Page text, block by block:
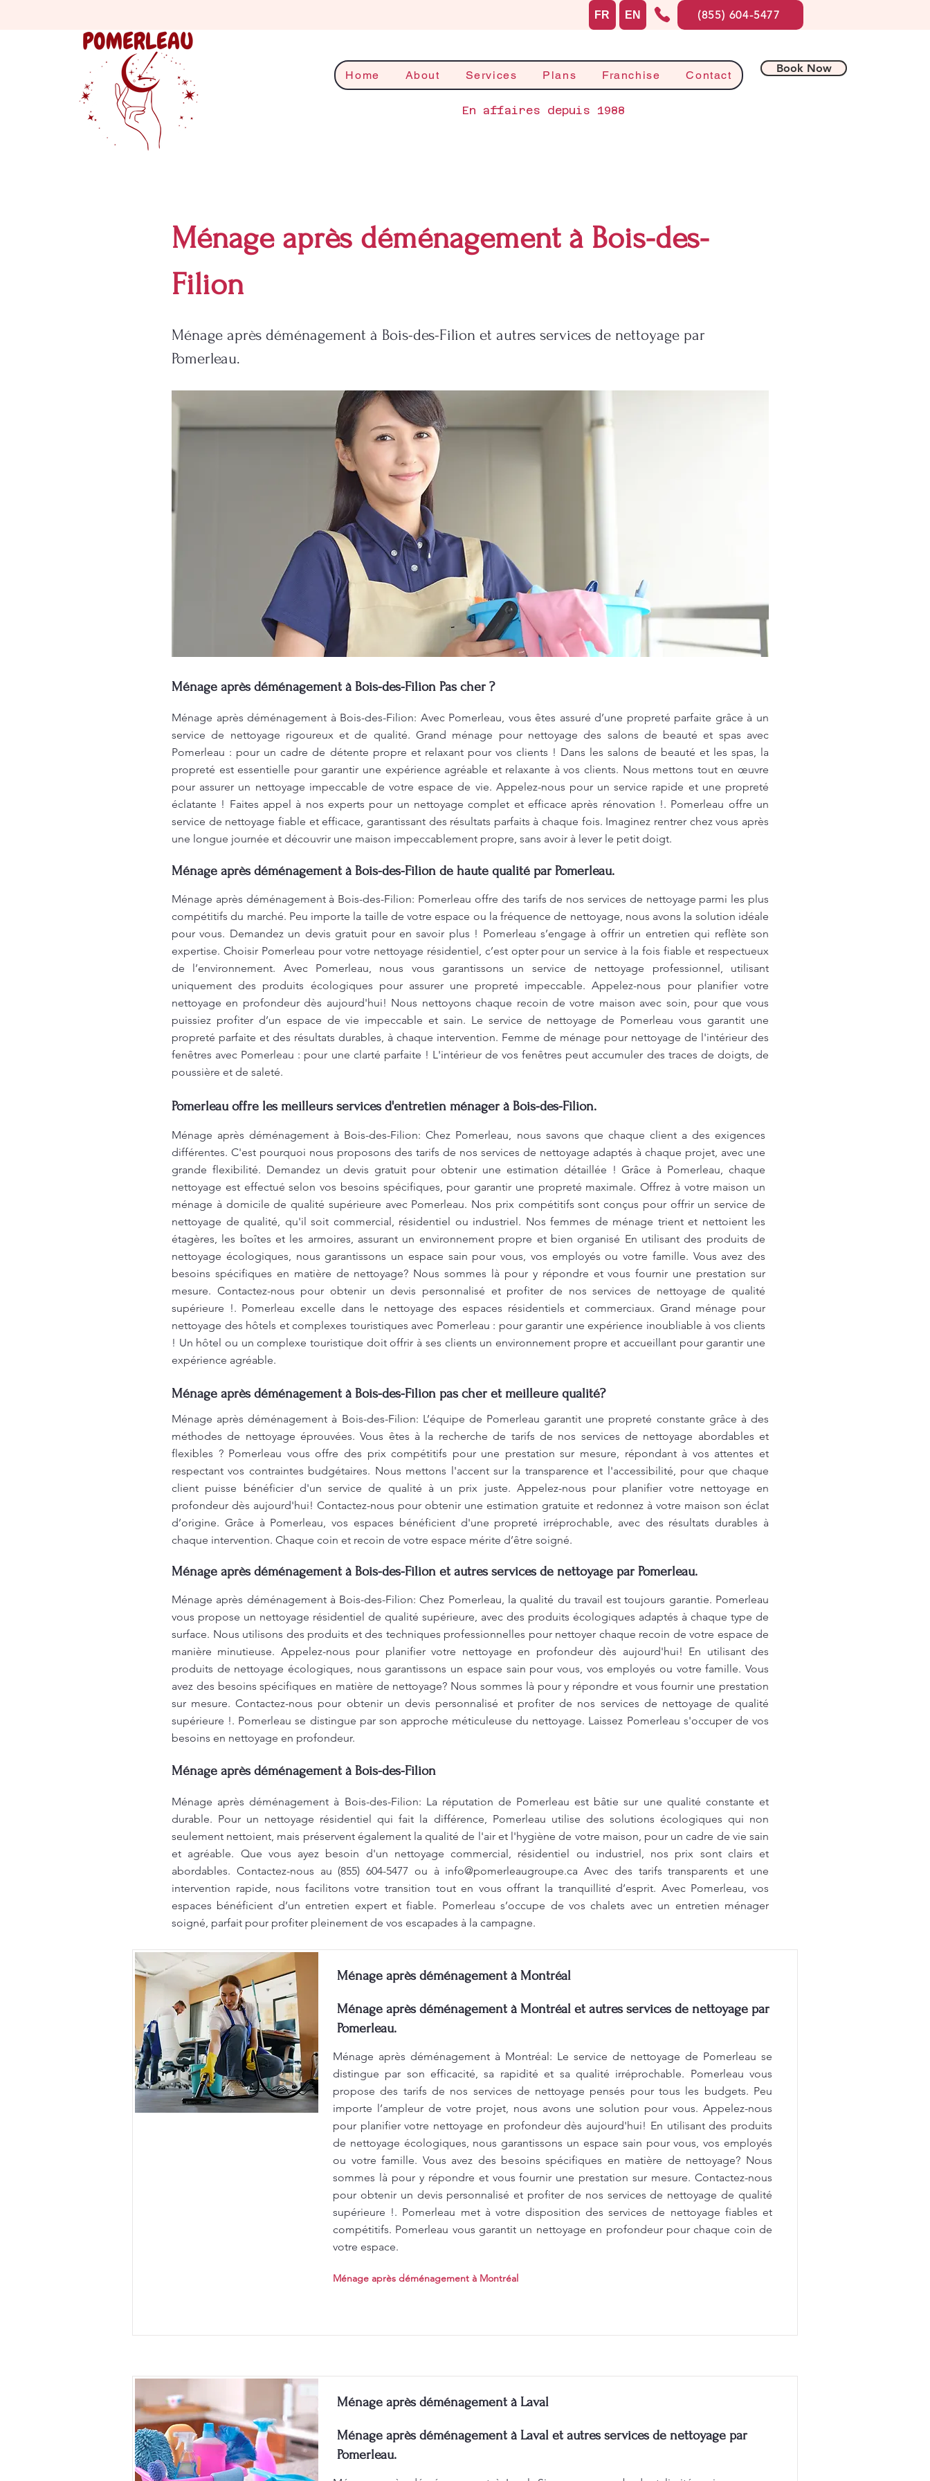
Home About Services Plans Franchise Contact
Book Now
En affaires depuis 1988
FR EN (855) 604-5477
Ménage après déménagement à Bois-des-
Filion
Ménage après déménagement à Bois-des-Filion et autres services de nettoyage par
Pomerleau.
Ménage après déménagement à Bois-des-Filion Pas cher ?
Ménage après déménagement à Bois-des-Filion: Avec Pomerleau, vous êtes assuré d’une propreté parfaite grâce à un
service de nettoyage rigoureux et de qualité. Grand ménage pour nettoyage des salons de beauté et spas avec
Pomerleau : pour un cadre de détente propre et relaxant pour vos clients ! Dans les salons de beauté et les spas, la
propreté est essentielle pour garantir une expérience agréable et relaxante à vos clients. Nous mettons tout en œuvre
pour assurer un nettoyage impeccable de votre espace de vie. Appelez-nous pour un service rapide et une propreté
éclatante ! Faites appel à nos experts pour un nettoyage complet et efficace après rénovation !. Pomerleau offre un
service de nettoyage fiable et efficace, garantissant des résultats parfaits à chaque fois. Imaginez rentrer chez vous après
une longue journée et découvrir une maison impeccablement propre, sans avoir à lever le petit doigt.
Ménage après déménagement à Bois-des-Filion de haute qualité par Pomerleau.
Ménage après déménagement à Bois-des-Filion: Pomerleau offre des tarifs de nos services de nettoyage parmi les plus
compétitifs du marché. Peu importe la taille de votre espace ou la fréquence de nettoyage, nous avons la solution idéale
pour vous. Demandez un devis gratuit pour en savoir plus ! Pomerleau s’engage à offrir un entretien qui reflète son
expertise. Choisir Pomerleau pour votre nettoyage résidentiel, c’est opter pour un service à la fois fiable et respectueux
de l’environnement. Avec Pomerleau, nous vous garantissons un service de nettoyage professionnel, utilisant
uniquement des produits écologiques pour assurer une propreté impeccable. Appelez-nous pour planifier votre
nettoyage en profondeur dès aujourd'hui! Nous nettoyons chaque recoin de votre maison avec soin, pour que vous
puissiez profiter d’un espace de vie impeccable et sain. Le service de nettoyage de Pomerleau vous garantit une
propreté parfaite et des résultats durables, à chaque intervention. Femme de ménage pour nettoyage de l'intérieur des
fenêtres avec Pomerleau : pour une clarté parfaite ! L'intérieur de vos fenêtres peut accumuler des traces de doigts, de
poussière et de saleté.
Pomerleau offre les meilleurs services d'entretien ménager à Bois-des-Filion.
Ménage après déménagement à Bois-des-Filion: Chez Pomerleau, nous savons que chaque client a des exigences
différentes. C'est pourquoi nous proposons des tarifs de nos services de nettoyage adaptés à chaque projet, avec une
grande flexibilité. Demandez un devis gratuit pour obtenir une estimation détaillée ! Grâce à Pomerleau, chaque
nettoyage est effectué selon vos besoins spécifiques, pour garantir une propreté maximale. Offrez à votre maison un
ménage à domicile de qualité supérieure avec Pomerleau. Nos prix compétitifs sont conçus pour offrir un service de
nettoyage de qualité, qu'il soit commercial, résidentiel ou industriel. Nos femmes de ménage trient et nettoient les
étagères, les boîtes et les armoires, assurant un environnement propre et bien organisé En utilisant des produits de
nettoyage écologiques, nous garantissons un espace sain pour vous, vos employés ou votre famille. Vous avez des
besoins spécifiques en matière de nettoyage? Nous sommes là pour y répondre et vous fournir une prestation sur
mesure. Contactez-nous pour obtenir un devis personnalisé et profiter de nos services de nettoyage de qualité
supérieure !. Pomerleau excelle dans le nettoyage des espaces résidentiels et commerciaux. Grand ménage pour
nettoyage des hôtels et complexes touristiques avec Pomerleau : pour garantir une expérience inoubliable à vos clients
! Un hôtel ou un complexe touristique doit offrir à ses clients un environnement propre et accueillant pour garantir une
expérience agréable.
Ménage après déménagement à Bois-des-Filion pas cher et meilleure qualité?
Ménage après déménagement à Bois-des-Filion: L’équipe de Pomerleau garantit une propreté constante grâce à des
méthodes de nettoyage éprouvées. Vous êtes à la recherche de tarifs de nos services de nettoyage abordables et
flexibles ? Pomerleau vous offre des prix compétitifs pour une prestation sur mesure, répondant à vos attentes et
respectant vos contraintes budgétaires. Nous mettons l'accent sur la transparence et l'accessibilité, pour que chaque
client puisse bénéficier d'un service de qualité à un prix juste. Appelez-nous pour planifier votre nettoyage en
profondeur dès aujourd'hui! Contactez-nous pour obtenir une estimation gratuite et redonnez à votre maison son éclat
d’origine. Grâce à Pomerleau, vos espaces bénéficient d'une propreté irréprochable, avec des résultats durables à
chaque intervention. Chaque coin et recoin de votre espace mérite d’être soigné.
Ménage après déménagement à Bois-des-Filion et autres services de nettoyage par Pomerleau.
Ménage après déménagement à Bois-des-Filion: Chez Pomerleau, la qualité du travail est toujours garantie. Pomerleau
vous propose un nettoyage résidentiel de qualité supérieure, avec des produits écologiques adaptés à chaque type de
surface. Nous utilisons des produits et des techniques professionnelles pour nettoyer chaque recoin de votre espace de
manière minutieuse. Appelez-nous pour planifier votre nettoyage en profondeur dès aujourd'hui! En utilisant des
produits de nettoyage écologiques, nous garantissons un espace sain pour vous, vos employés ou votre famille. Vous
avez des besoins spécifiques en matière de nettoyage? Nous sommes là pour y répondre et vous fournir une prestation
sur mesure. Contactez-nous pour obtenir un devis personnalisé et profiter de nos services de nettoyage de qualité
supérieure !. Pomerleau se distingue par son approche méticuleuse du nettoyage. Laissez Pomerleau s'occuper de vos
besoins en nettoyage en profondeur.
Ménage après déménagement à Bois-des-Filion
Ménage après déménagement à Bois-des-Filion: La réputation de Pomerleau est bâtie sur une qualité constante et
durable. Pour un nettoyage résidentiel qui fait la différence, Pomerleau utilise des solutions écologiques qui non
seulement nettoient, mais préservent également la qualité de l'air et l'hygiène de votre maison, pour un cadre de vie sain
et agréable. Que vous ayez besoin d'un nettoyage commercial, résidentiel ou industriel, nos prix sont clairs et
abordables. Contactez-nous au (855) 604-5477 ou à info@pomerleaugroupe.ca Avec des tarifs transparents et une
intervention rapide, nous facilitons votre transition tout en vous offrant la tranquillité d’esprit. Avec Pomerleau, vos
espaces bénéficient d’un entretien expert et fiable. Pomerleau s’occupe de vos chalets avec un entretien ménager
soigné, parfait pour profiter pleinement de vos escapades à la campagne.
Ménage après déménagement à Montréal
Ménage après déménagement à Montréal et autres services de nettoyage par
Pomerleau.
Ménage après déménagement à Montréal: Le service de nettoyage de Pomerleau se
distingue par son efficacité, sa rapidité et sa qualité irréprochable. Pomerleau vous
propose des tarifs de nos services de nettoyage pensés pour tous les budgets. Peu
importe l’ampleur de votre projet, nous avons une solution pour vous. Appelez-nous
pour planifier votre nettoyage en profondeur dès aujourd'hui! En utilisant des produits
de nettoyage écologiques, nous garantissons un espace sain pour vous, vos employés
ou votre famille. Vous avez des besoins spécifiques en matière de nettoyage? Nous
sommes là pour y répondre et vous fournir une prestation sur mesure. Contactez-nous
pour obtenir un devis personnalisé et profiter de nos services de nettoyage de qualité
supérieure !. Pomerleau met à votre disposition des services de nettoyage fiables et
compétitifs. Pomerleau vous garantit un nettoyage en profondeur pour chaque coin de
votre espace.
Ménage après déménagement à Montréal
Ménage après déménagement à Laval
Ménage après déménagement à Laval et autres services de nettoyage par
Pomerleau.